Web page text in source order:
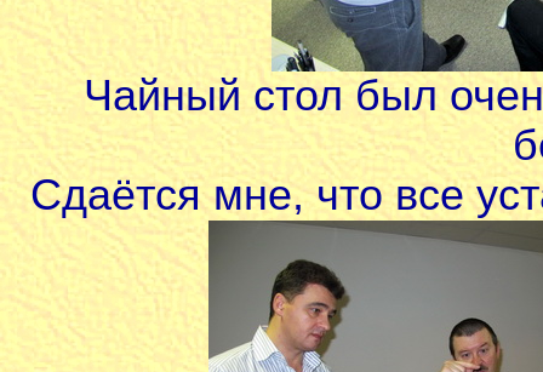
Чайный стол был
Сдаётся мне, что все